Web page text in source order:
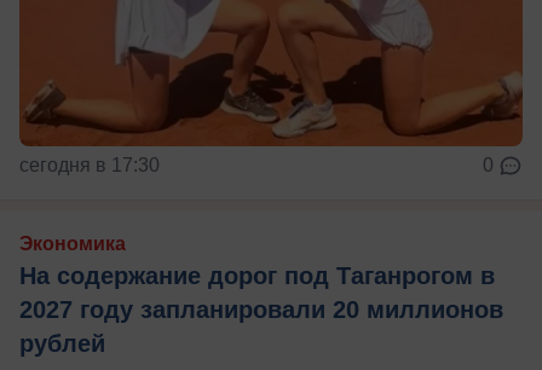
сегодня в 17:30 0
Экономика
На содержание дорог под Таганрогом в
2027 году запланировали 20 миллионов
рублей